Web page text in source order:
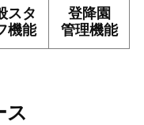
スタ
機能
登降園
管理機能
ス